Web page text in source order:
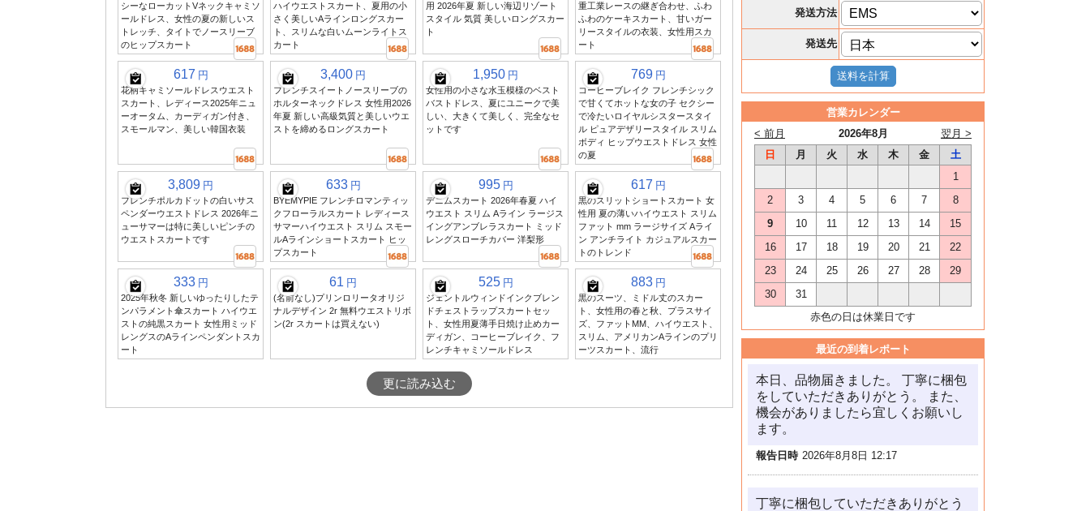
シーなローカットVネックキャミソ
ールドレス、女性の夏の新しいス
トレッチ、タイトでノースリーブ
のヒップスカート
ハイウエストスカート、夏用の小
さく美しいAラインロングスカー
ト、スリムな白いムーンライトス
カート
用 2026年夏 新しい海辺リゾート
スタイル 気質 美しいロングスカー
ト
重工業レースの継ぎ合わせ、ふわ
ふわのケーキスカート、甘いガー
リースタイルの衣装、女性用スカ
ート
617 円
花柄キャミソールドレスウエスト
スカート、レディース2025年ニュ
ーオータム、カーディガン付き、
スモールマン、美しい韓国衣装
3,400 円
フレンチスイートノースリーブの
ホルターネックドレス 女性用2026
年夏 新しい高級気質と美しいウエ
ストを締めるロングスカート
1,950 円
女性用の小さな水玉模様のベスト
バストドレス、夏にユニークで美
しい、大きくて美しく、完全なセ
ットです
769 円
コーヒーブレイク フレンチシック
で甘くてホットな女の子 セクシー
で冷たいロイヤルシスタースタイ
ル ピュアデザリースタイル スリム
ボディ ヒップウエストドレス 女性
の夏
3,809 円
フレンチポルカドットの白いサス
ペンダーウエストドレス 2026年ニ
ューサマーは特に美しいピンチの
ウエストスカートです
633 円
BYEMYPIE フレンチロマンティッ
クフローラルスカート レディース
サマーハイウエスト スリム スモー
ルAラインショートスカート ヒッ
プスカート
995 円
デニムスカート 2026年春夏 ハイ
ウエスト スリム Aライン ラージス
イングアンブレラスカート ミッド
レングスローチカバー 洋梨形
617 円
黒のスリットショートスカート 女
性用 夏の薄いハイウエスト スリム
ファット mm ラージサイズ Aライ
ン アンチライト カジュアルスカー
トのトレンド
333 円
2025年秋冬 新しいゆったりしたテ
ンパラメント傘スカート ハイウエ
ストの純黒スカート 女性用ミッド
レングスのAラインペンダントスカ
ート
61 円
(名前なし)プリンロリータオリジ
ナルデザイン 2r 無料ウエストリボ
ン(2r スカートは買えない)
525 円
ジェントルウィンドインクブレン
ドチェストラップスカートセッ
ト、女性用夏薄手日焼け止めカー
ディガン、コーヒーブレイク、フ
レンチキャミソールドレス
883 円
黒のスーツ、ミドル丈のスカー
ト、女性用の春と秋、プラスサイ
ズ、ファットMM、ハイウエスト、
スリム、アメリカンAラインのプリ
ーツスカート、流行
更に読み込む
発送方法
発送先
営業カレンダー
2026年8月
< 前月
翌月 >
日
月 火 水 木 金
土
1
2
3 4 5 6 7
8
9
10 11 12 13 14
15
16
17 18 19 20 21
22
23
24 25 26 27 28
29
30
31
赤色の日は休業日です
最近の到着レポート
本日、品物届きました。 丁寧に梱包
をしていただきありがとう。 また、
機会がありましたら宜しくお願いし
ます。
報告日時 2026年8月8日 12:17
丁寧に梱包していただきありがとう